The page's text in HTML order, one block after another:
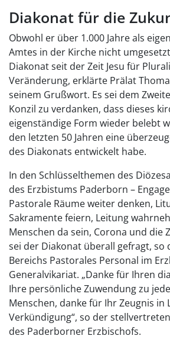
Diakonat für die
Obwohl er über 1.000 Jahre als
Amtes in der Kirche nicht
Diakonat seit der Zeit Jesu für
Veränderung, erklärte Prälat
seinem Grußwort. Es sei dem
Konzil zu verdanken, dass dieses
eigenständige Form wieder belebt
den letzten 50 Jahren eine
des Diakonats entwickelt habe.
In den Schlüsselthemen des
des Erzbistums Paderborn –
Pastorale Räume weiter denken,
Sakramente feiern, Leitung
Menschen da sein, Corona und die
sei der Diakonat überall gefragt, so
Bereichs Pastorales Personal im
Generalvikariat. „Danke für Ihren
Ihre persönliche Zuwendung zu
Menschen, danke für Ihr Zeugnis in
Verkündigung“, so der
des Paderborner Erzbischofs.